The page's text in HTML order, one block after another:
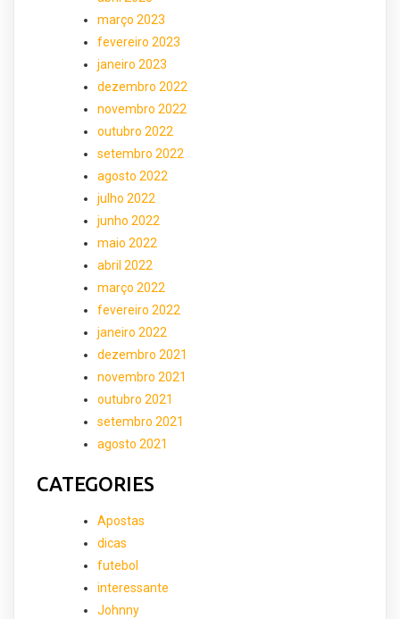
março 2023
fevereiro 2023
janeiro 2023
dezembro 2022
novembro 2022
outubro 2022
setembro 2022
agosto 2022
julho 2022
junho 2022
maio 2022
abril 2022
março 2022
fevereiro 2022
janeiro 2022
dezembro 2021
novembro 2021
outubro 2021
setembro 2021
agosto 2021
CATEGORIES
Apostas
dicas
futebol
interessante
Johnny